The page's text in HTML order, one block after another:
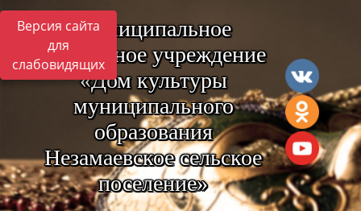
Версия сайта
для
слабовидящих
Муниципальное
бюджетное учреждение
«Дом культуры
муниципального
образования
Незамаевское сельское
поселение»